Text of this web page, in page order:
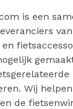
is een
Wij
de